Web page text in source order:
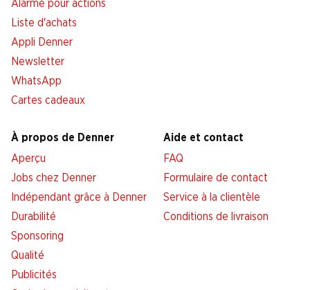
Alarme pour actions
Liste d'achats
Appli Denner
Newsletter
WhatsApp
Cartes cadeaux
À propos de Denner
Aperçu
Jobs chez Denner
Indépendant grâce à Denner
Durabilité
Sponsoring
Qualité
Publicités
Aide et contact
FAQ
Formulaire de contact
Service à la clientèle
Conditions de livraison